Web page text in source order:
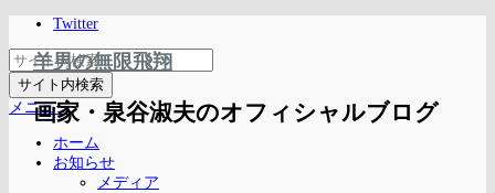
羊男の無限飛翔
画家・泉谷淑夫のオフィシャルブログ
Twitter
メニュー
ホーム
お知らせ
メディア